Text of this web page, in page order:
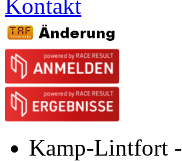
Kontakt
Kamp-Lintfort -